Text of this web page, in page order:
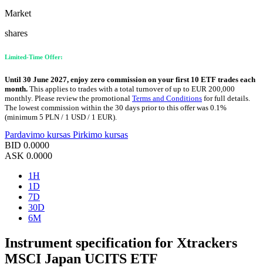
Market
shares
Limited-Time Offer:
Until 30 June 2027, enjoy zero commission on your first 10 ETF trades each
month. This applies to trades with a total turnover of up to EUR 200,000
monthly. Please review the promotional Terms and Conditions for full details.
The lowest commission within the 30 days prior to this offer was 0.1%
(minimum 5 PLN / 1 USD / 1 EUR).
Pardavimo kursas Pirkimo kursas
BID 0.0000
ASK 0.0000
1H
1D
7D
30D
6M
Instrument specification for Xtrackers
MSCI Japan UCITS ETF